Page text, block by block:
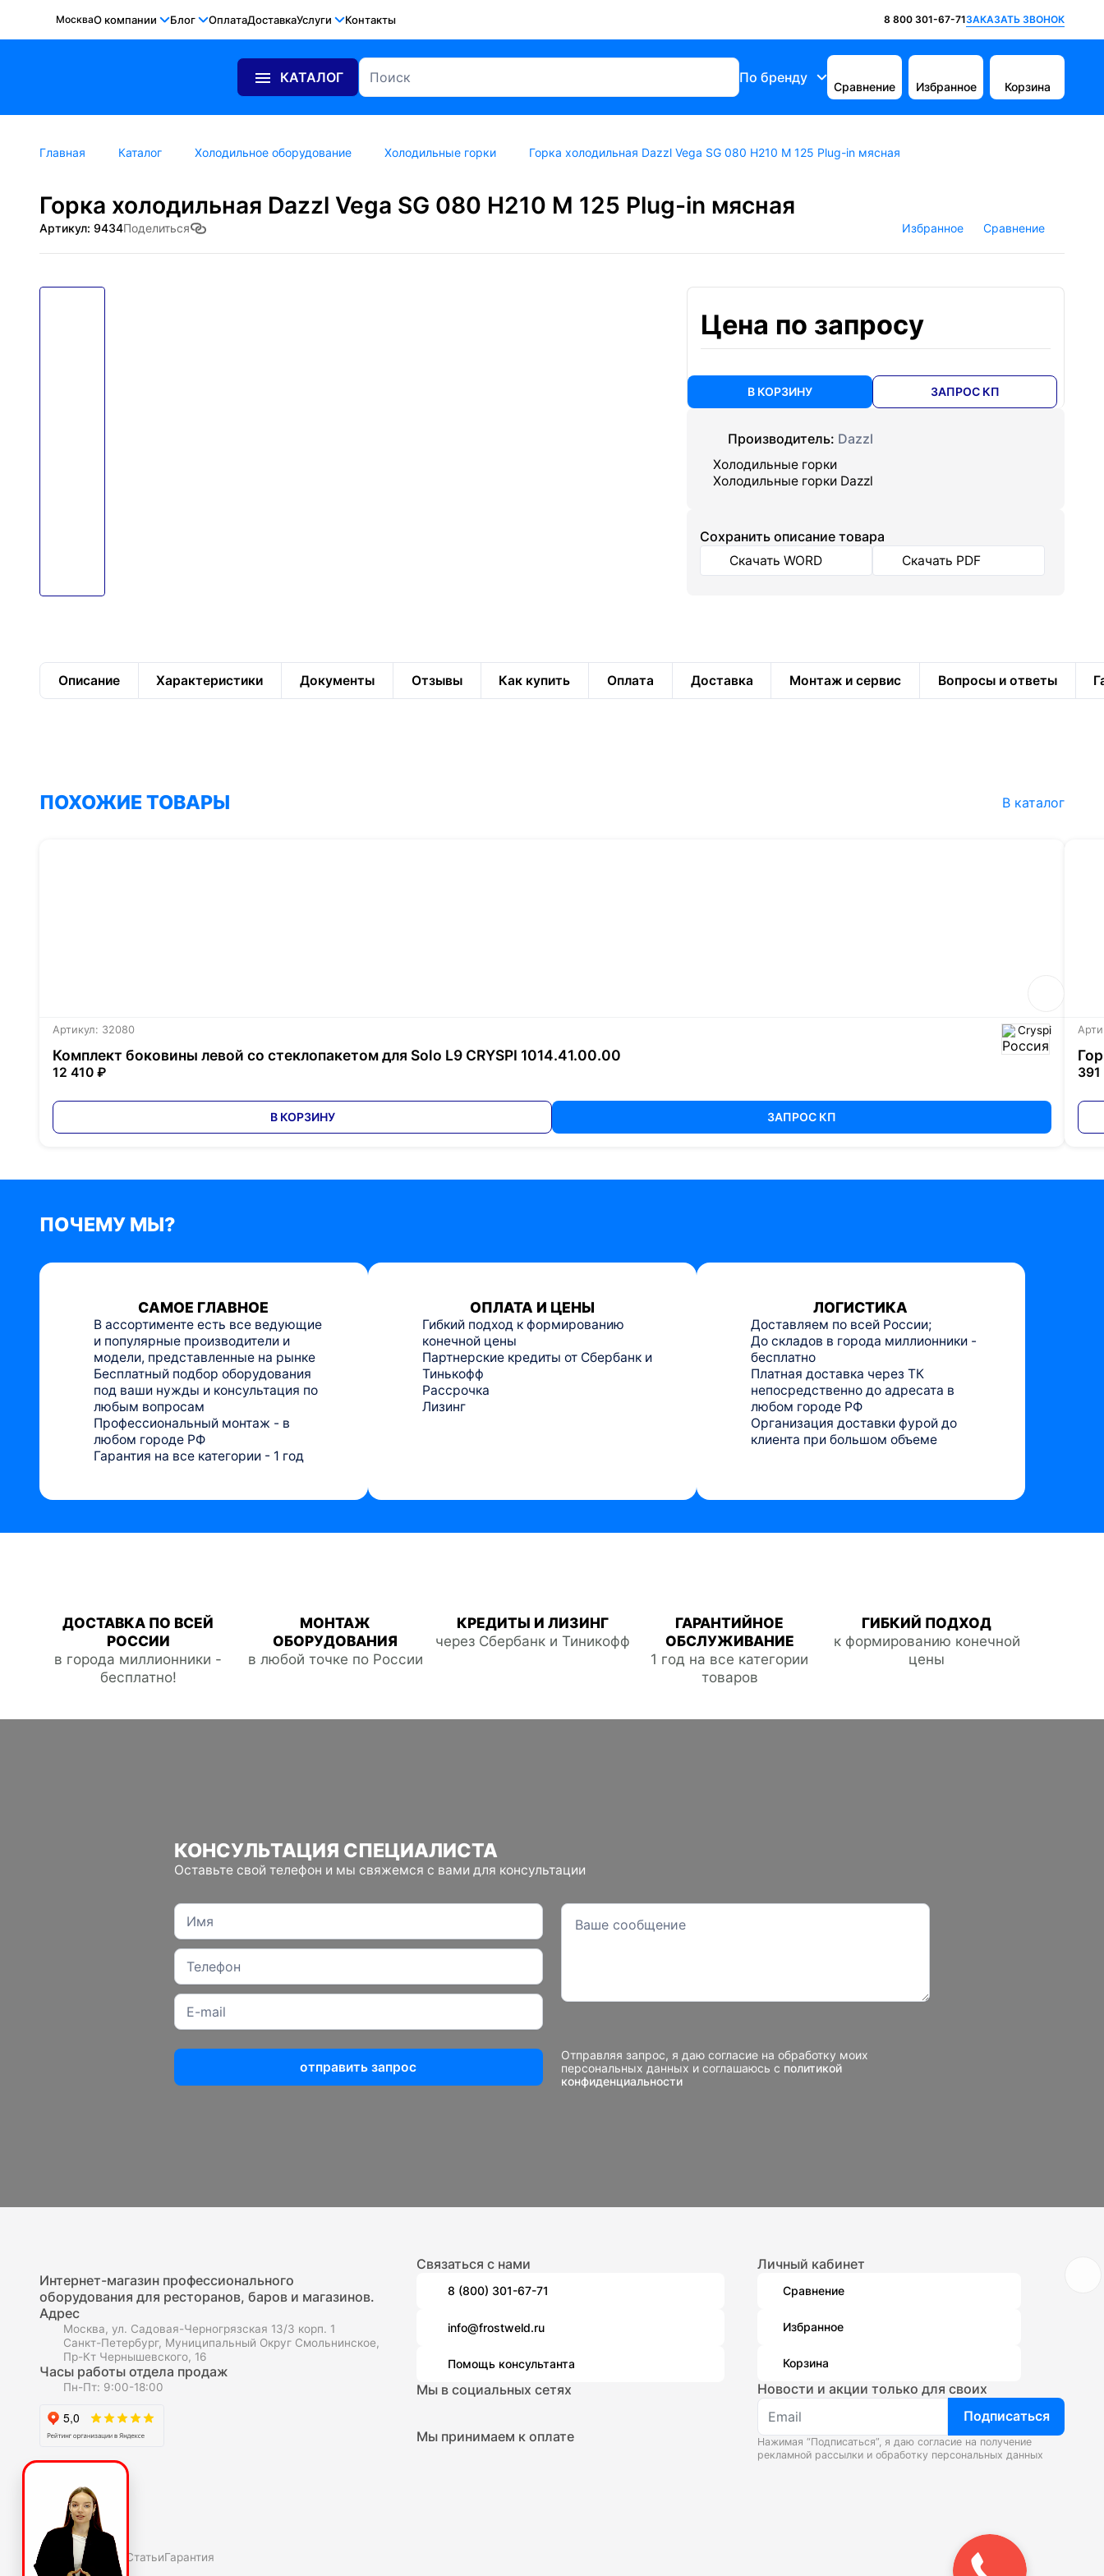
МоскваО компании Блог ОплатаДоставкаУслуги Контакты 8 800 301-67-71ЗАКАЗАТЬ ЗВОНОК
КАТАЛОГ По бренду
Сравнение Избранное Корзина
Главная Каталог Холодильное оборудование Холодильные горки Горка холодильная Dazzl Vega SG 080 H210 M 125 Plug-in мясная
Горка холодильная Dazzl Vega SG 080 H210 M 125 Plug-in мясная
Артикул: 9434Поделиться Избранное Сравнение
Цена по запросу
В КОРЗИНУ ЗАПРОС КП
Производитель: Dazzl
Холодильные горки
Холодильные горки Dazzl
Cохранить описание товара
Скачать WORD
Скачать PDF
Описание Характеристики Документы Отзывы Как купить Оплата Доставка Монтаж и сервис Вопросы и ответы
ПОХОЖИЕ ТОВАРЫ В каталог
Артикул: 32080 Cryspi
Комплект боковины левой со стеклопакетом для Solo L9 CRYSPI 1014.41.00.00
12 410 ₽
В КОРЗИНУ ЗАПРОС КП
ПОЧЕМУ МЫ?
САМОЕ ГЛАВНОЕ
В ассортименте есть все ведующие
и популярные производители и
модели, представленные на рынке
Бесплатный подбор оборудования
под ваши нужды и консультация по
любым вопросам
Профессиональный монтаж - в
любом городе РФ
Гарантия на все категории - 1 год
ОПЛАТА И ЦЕНЫ
Гибкий подход к формированию
конечной цены
Партнерские кредиты от Сбербанк и
Тинькофф
Рассрочка
Лизинг
ЛОГИСТИКА
Доставляем по всей России;
До складов в города миллионники -
бесплатно
Платная доставка через ТК
непосредственно до адресата в
любом городе РФ
Организация доставки фурой до
клиента при большом объеме
ДОСТАВКА ПО ВСЕЙ
РОССИИ
в города миллионники -
бесплатно!
МОНТАЖ
ОБОРУДОВАНИЯ
в любой точке по России
КРЕДИТЫ И ЛИЗИНГ
через Сбербанк и Тиникофф
ГАРАНТИЙНОЕ
ОБСЛУЖИВАНИЕ
1 год на все категории
товаров
ГИБКИЙ ПОДХОД
к формированию конечной
цены
КОНСУЛЬТАЦИЯ СПЕЦИАЛИСТА
Оставьте свой телефон и мы свяжемся с вами для консультации
отправить запрос
Отправляя запрос, я даю согласие на обработку моих
персональных данных и соглашаюсь с политикой
конфиденциальности
Интернет-магазин профессионального
оборудования для ресторанов, баров и магазинов.
Адрес
Москва, ул. Садовая-Черногрязская 13/3 корп. 1
Санкт-Петербург, Муниципальный Округ Смольнинское,
Пр-Кт Чернышевского, 16
Часы работы отдела продаж
Пн-Пт: 9:00-18:00
О компаниии
О нас
Полезное
Скидки и акции СтатьиГарантия
Связаться с нами
8 (800) 301-67-71
info@frostweld.ru
Помощь консультанта
Мы в социальных сетях
Мы принимаем к оплате
Личный кабинет
Сравнение
Избранное
Корзина
Новости и акции только для своих
Подписаться
Нажимая “Подписаться”, я даю согласие на получение
рекламной рассылки и обработку персональных данных
Закажите